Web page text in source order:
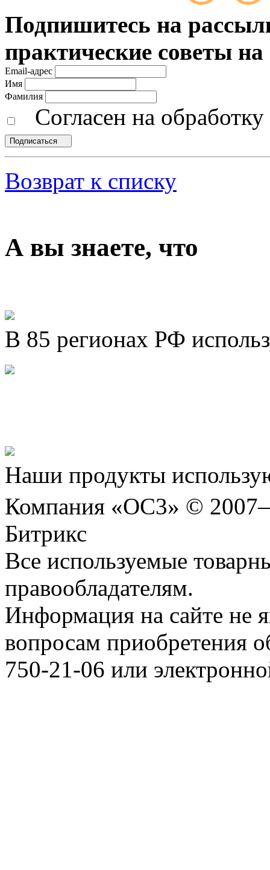
Подпишитесь на
практические советы
Email-адрес
Имя
Фамилия
Согласен на
Подписаться
Возврат к списку
А вы знаете, что
В 85 регионах РФ
Наши продукты
Компания «ОС3» ©
Битрикс
Все используемые
правообладателям.
Информация на сайте не
вопросам приобретения
750-21-06 или